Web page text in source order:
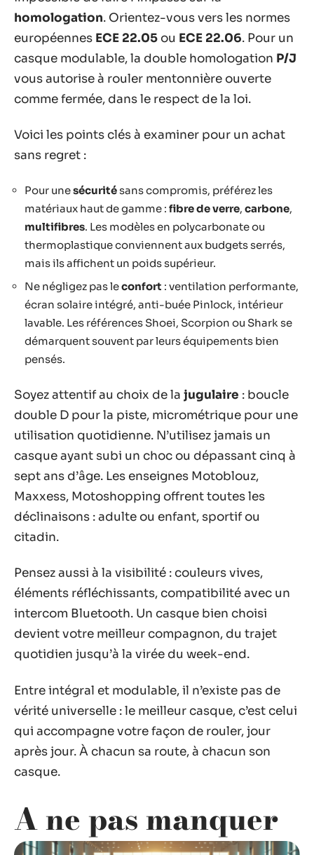
homologation. Orientez-vous vers les normes
européennes ECE 22.05 ou ECE 22.06. Pour un
casque modulable, la double homologation P/J
vous autorise à rouler mentonnière ouverte
comme fermée, dans le respect de la loi.
Voici les points clés à examiner pour un achat
sans regret :
Pour unesécuritésans compromis, préférez les
matériaux haut de gamme : fibre de verre, carbone,
multifibres. Les modèles en polycarbonate ou
thermoplastique conviennent aux budgets serrés,
mais ils affichent un poids supérieur.
Ne négligez pas leconfort : ventilation performante,
écran solaire intégré, anti-buée Pinlock, intérieur
lavable. Les références Shoei, Scorpion ou Shark se
démarquent souvent par leurs équipements bien
pensés.
Soyez attentif au choix de la jugulaire : boucle
double D pour la piste, micrométrique pour une
utilisation quotidienne. N’utilisez jamais un
casque ayant subi un choc ou dépassant cinq à
sept ans d’âge. Les enseignes Motoblouz,
Maxxess, Motoshopping offrent toutes les
déclinaisons : adulte ou enfant, sportif ou
citadin.
Pensez aussi à la visibilité : couleurs vives,
éléments réfléchissants, compatibilité avec un
intercom Bluetooth. Un casque bien choisi
devient votre meilleur compagnon, du trajet
quotidien jusqu’à la virée du week-end.
Entre intégral et modulable, il n’existe pas de
vérité universelle : le meilleur casque, c’est celui
qui accompagne votre façon de rouler, jour
après jour. À chacun sa route, à chacun son
casque.
A ne pas manquer